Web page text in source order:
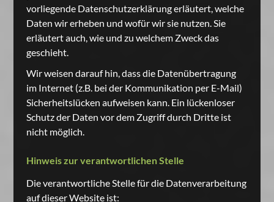
vorliegende Datenschutzerklärung erläutert, welche
Daten wir erheben und wofür wir sie nutzen. Sie
erläutert auch, wie und zu welchem Zweck das
geschieht.
Wir weisen darauf hin, dass die Datenübertragung
im Internet (z.B. bei der Kommunikation per E-Mail)
Sicherheitslücken aufweisen kann. Ein lückenloser
Schutz der Daten vor dem Zugriff durch Dritte ist
nicht möglich.
Hinweis zur verantwortlichen Stelle
Die verantwortliche Stelle für die Datenverarbeitung
auf dieser Website ist: